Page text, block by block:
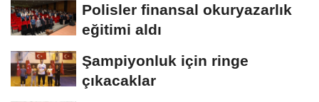
Polisler finansal okuryazarlık
eğitimi aldı
Şampiyonluk için ringe
çıkacaklar